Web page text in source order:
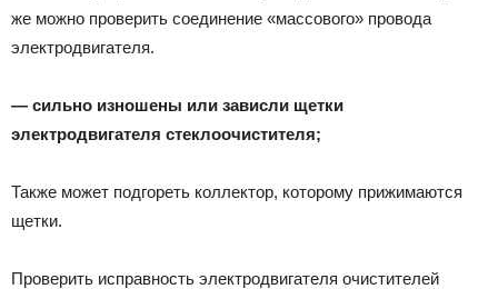
же можно проверить соединение «массового» провода
электродвигателя.
— сильно изношены или зависли щетки
электродвигателя стеклоочистителя;
Также может подгореть коллектор, которому прижимаются
щетки.
Проверить исправность электродвигателя очистителей